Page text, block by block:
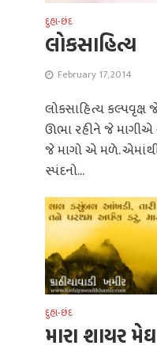
દુહા-છંદ
લોકસાહિત્ય
February 17, 2014
લોકસાહિત્ય
ઊભા રહીને જે
જે માગો એ મળે.
સ્પંદનો...
દુહા-છંદ
મારા શાયર